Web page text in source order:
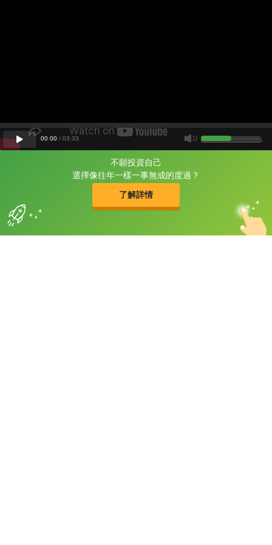
不願投資自己
選擇像往年一樣一事無成的度過？
了解詳情
片尾有
攻其不背
的品牌故事
00:00 / 03:33